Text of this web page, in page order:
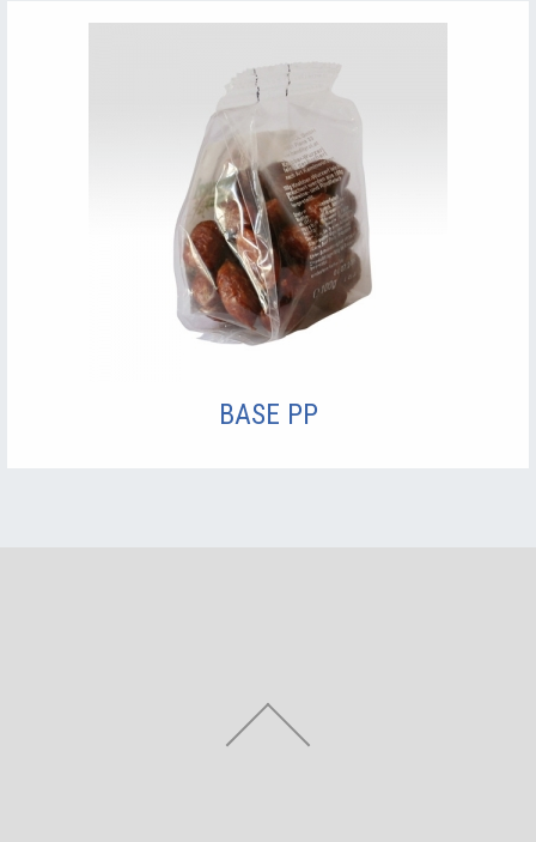
BASE PP